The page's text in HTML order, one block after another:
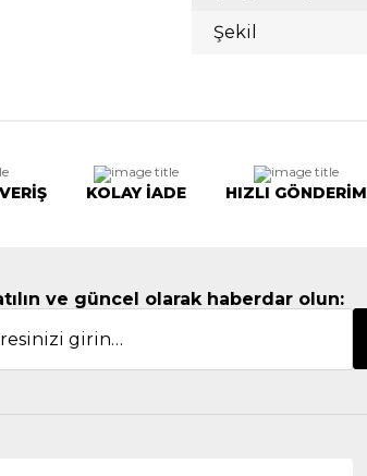
Şekil
KOLAY İADE HIZLI GÖNDERİM
ve güncel olarak haberdar olun: